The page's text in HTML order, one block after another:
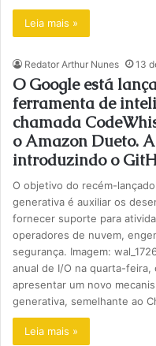
Leia mais »
Redator Arthur Nunes 13
O Google está
ferramenta de
chamada
o Amazon Dueto.
introduzindo o
O objetivo do recém-
generativa é auxiliar os
fornecer suporte para
operadores de nuvem,
segurança. Imagem:
anual de I/O na quarta-
apresentar um novo
generativa, semelhante ao
Leia mais »